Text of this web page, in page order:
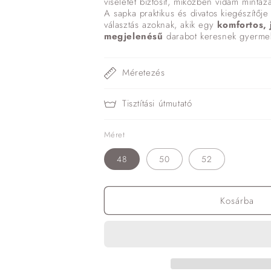
A sapka praktikus és divatos
választás azoknak, akik egy komfortos,
megjelenésű darabot keresnek
Méretezés
Tisztítási útmutató
Méret
48 50 52
Kosárba